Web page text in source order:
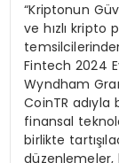
“Kriptonun
ve hızlı kripto
Fintech 2024
Wyndham
CoinTR adıyla
finansal
birlikte
düzenlemeler,